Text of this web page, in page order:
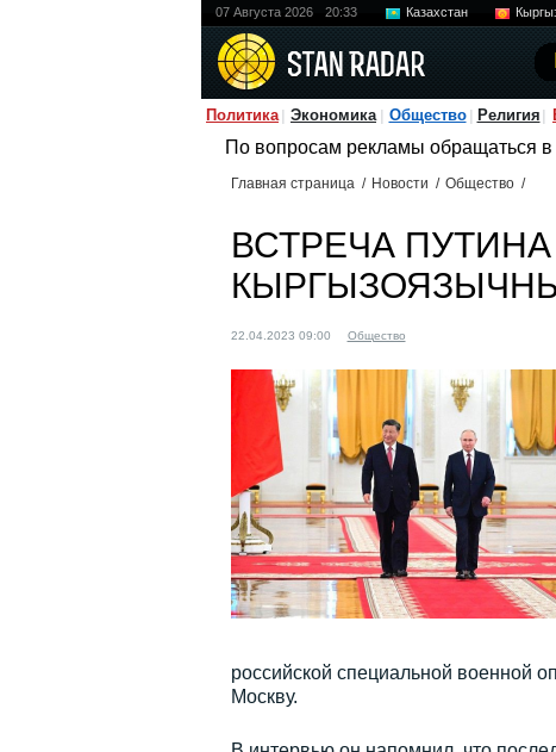
07 Августа 2026 20:33 Казахстан
Политика Экономика Общество Религия
По вопросам рекламы обращаться
Главная страница / Новости / Общество /
ВСТРЕЧА
22.04.2023 09:00 Общество
российской специальной военной
Москву.